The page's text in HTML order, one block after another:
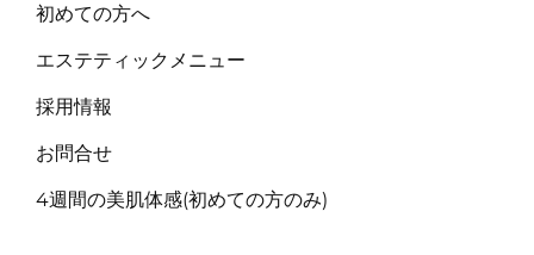
初めての方へ
エステティックメニュー
採用情報
お問合せ
4週間の美肌体感(初めての方のみ)